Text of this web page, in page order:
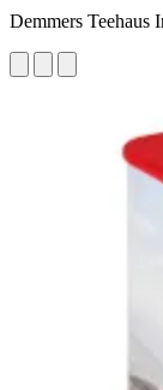
Demmers Teehaus